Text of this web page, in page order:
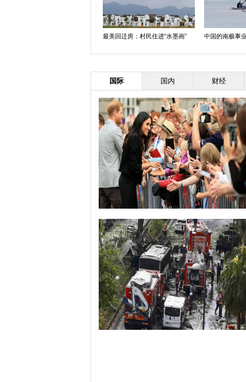
最美回迁房：村民住进“水墨画” 中国的南极事业
国际 国内 财经
哈里与梅根亮相都柏林街头接受民众欢迎